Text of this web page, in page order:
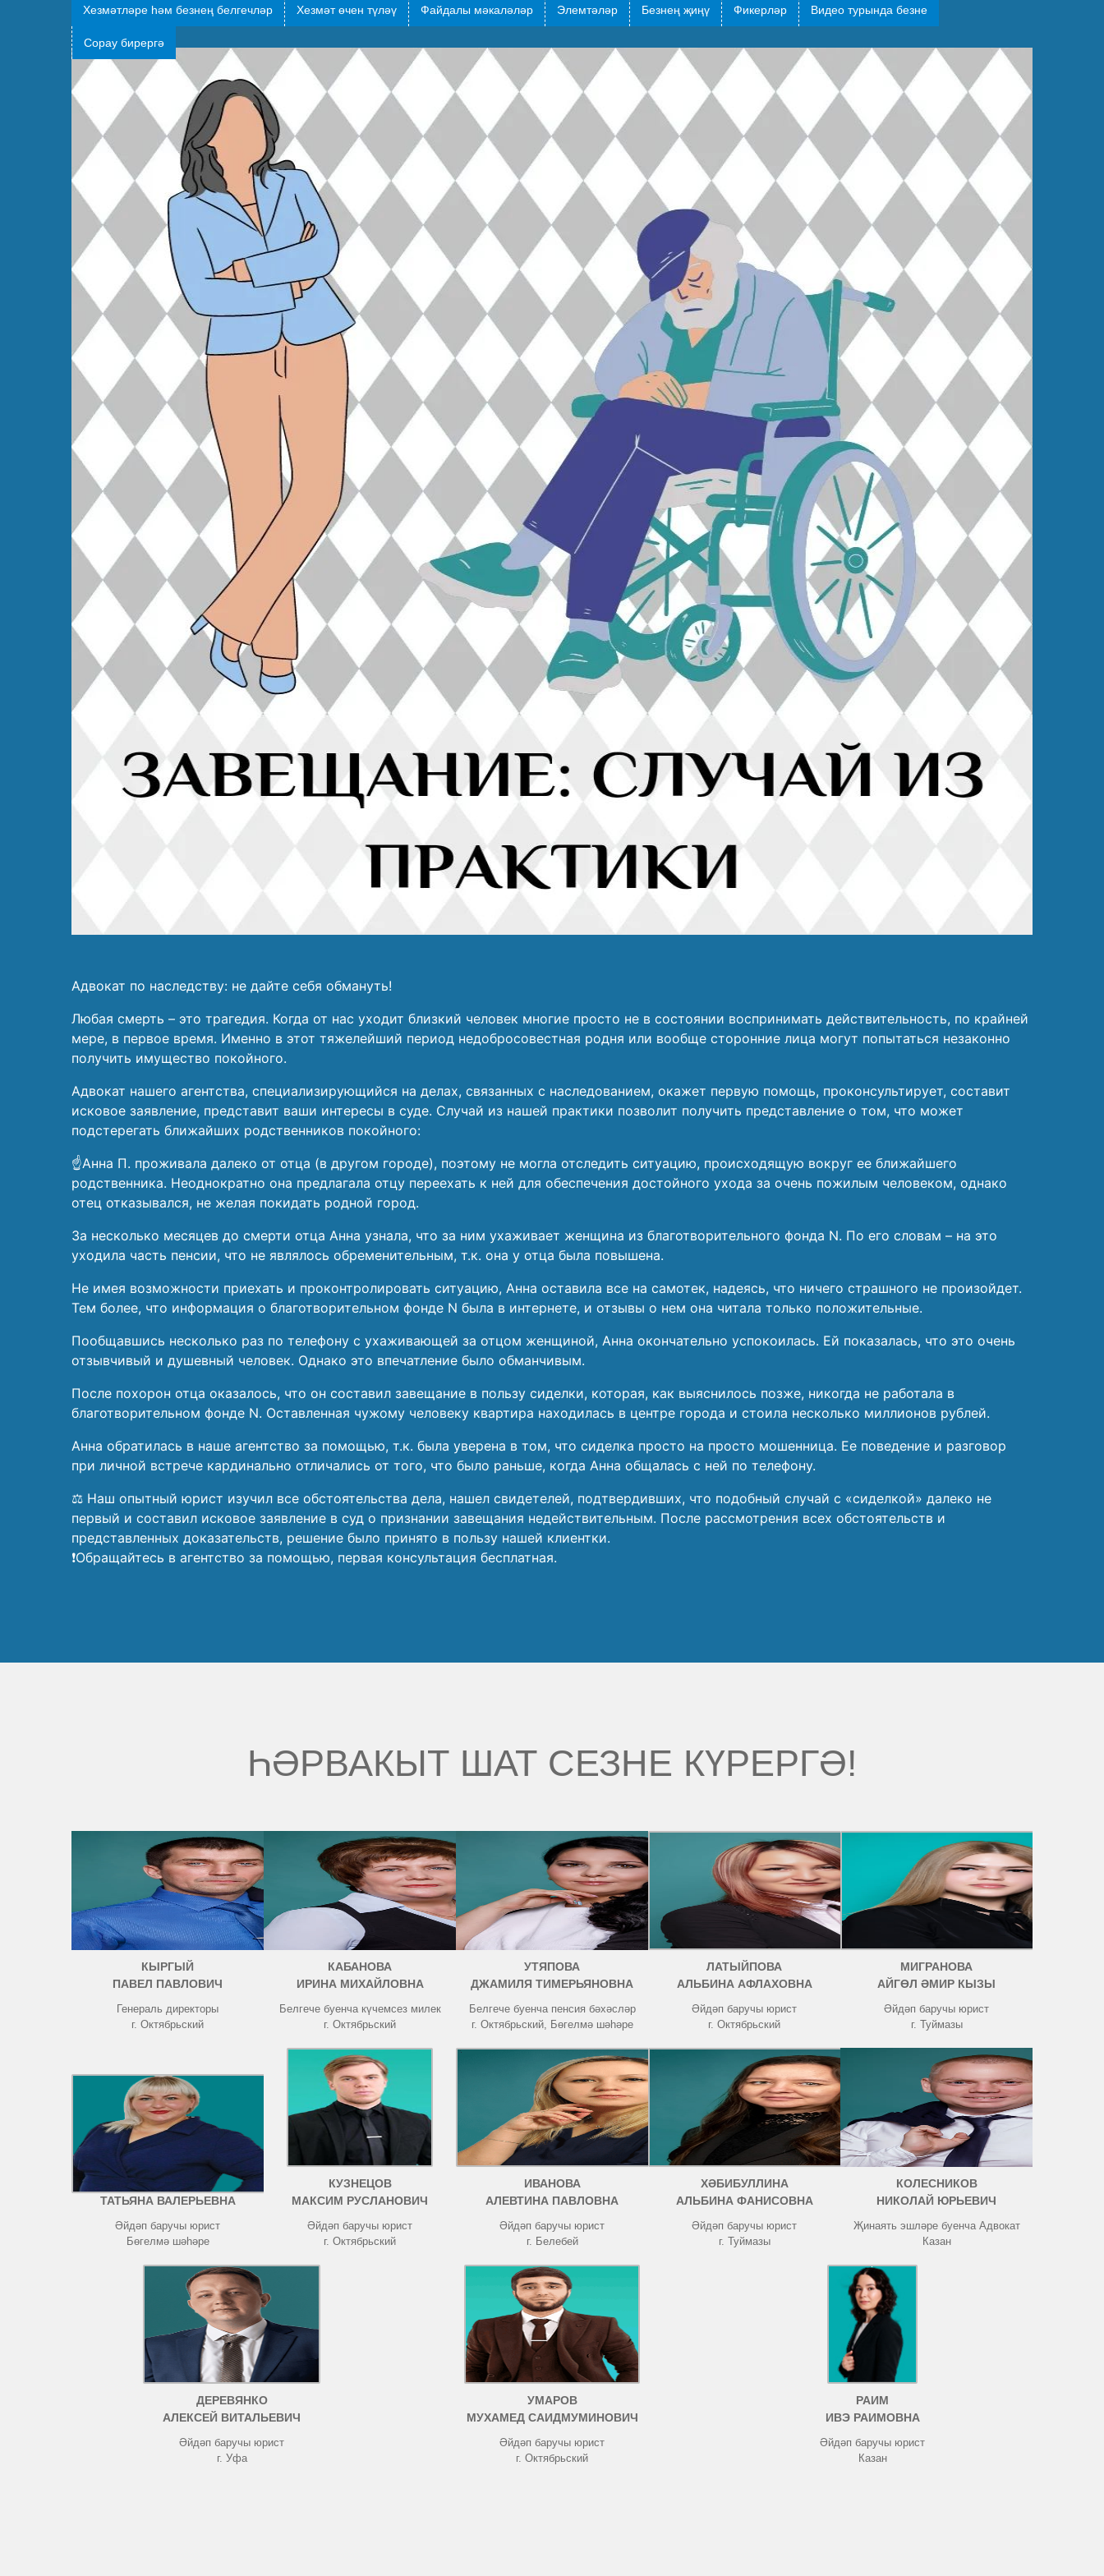
Хезмәтләре һәм безнең белгечләр Хезмәт өчен түләү Файдалы мәкаләләр Элемтәләр Безнең җиңү Фикерләр Видео турында безне
Сорау бирергә
Адвокат по наследству: не дайте себя обмануть!
Любая смерть – это трагедия. Когда от нас уходит близкий человек многие просто не в состоянии воспринимать действительность, по крайней
мере, в первое время. Именно в этот тяжелейший период недобросовестная родня или вообще сторонние лица могут попытаться незаконно
получить имущество покойного.
Адвокат нашего агентства, специализирующийся на делах, связанных с наследованием, окажет первую помощь, проконсультирует, составит
исковое заявление, представит ваши интересы в суде. Случай из нашей практики позволит получить представление о том, что может
подстерегать ближайших родственников покойного:
☝️Анна П. проживала далеко от отца (в другом городе), поэтому не могла отследить ситуацию, происходящую вокруг ее ближайшего
родственника. Неоднократно она предлагала отцу переехать к ней для обеспечения достойного ухода за очень пожилым человеком, однако
отец отказывался, не желая покидать родной город.
За несколько месяцев до смерти отца Анна узнала, что за ним ухаживает женщина из благотворительного фонда N. По его словам – на это
уходила часть пенсии, что не являлось обременительным, т.к. она у отца была повышена.
Не имея возможности приехать и проконтролировать ситуацию, Анна оставила все на самотек, надеясь, что ничего страшного не произойдет.
Тем более, что информация о благотворительном фонде N была в интернете, и отзывы о нем она читала только положительные.
Пообщавшись несколько раз по телефону с ухаживающей за отцом женщиной, Анна окончательно успокоилась. Ей показалась, что это очень
отзывчивый и душевный человек. Однако это впечатление было обманчивым.
После похорон отца оказалось, что он составил завещание в пользу сиделки, которая, как выяснилось позже, никогда не работала в
благотворительном фонде N. Оставленная чужому человеку квартира находилась в центре города и стоила несколько миллионов рублей.
Анна обратилась в наше агентство за помощью, т.к. была уверена в том, что сиделка просто на просто мошенница. Ее поведение и разговор
при личной встрече кардинально отличались от того, что было раньше, когда Анна общалась с ней по телефону.
⚖️ Наш опытный юрист изучил все обстоятельства дела, нашел свидетелей, подтвердивших, что подобный случай с «сиделкой» далеко не
первый и составил исковое заявление в суд о признании завещания недействительным. После рассмотрения всех обстоятельств и
представленных доказательств, решение было принято в пользу нашей клиентки.
❗Обращайтесь в агентство за помощью, первая консультация бесплатная.
ҺӘРВАКЫТ ШАТ СЕЗНЕ КҮРЕРГӘ!
КЫРГЫЙ
ПАВЕЛ ПАВЛОВИЧ
Генераль директоры
г. Октябрьский
КАБАНОВА
ИРИНА МИХАЙЛОВНА
Белгече буенча күчемсез милек
г. Октябрьский
УТЯПОВА
ДЖАМИЛЯ ТИМЕРЬЯНОВНА
Белгече буенча пенсия бәхәсләр
г. Октябрьский, Бөгелмә шәһәре
ЛАТЫЙПОВА
АЛЬБИНА АФЛАХОВНА
Әйдәп баручы юрист
г. Октябрьский
МИГРАНОВА
АЙГӨЛ ӘМИР КЫЗЫ
Әйдәп баручы юрист
г. Туймазы
ЧИСТОВА
ТАТЬЯНА ВАЛЕРЬЕВНА
Әйдәп баручы юрист
Бөгелмә шәһәре
КУЗНЕЦОВ
МАКСИМ РУСЛАНОВИЧ
Әйдәп баручы юрист
г. Октябрьский
ИВАНОВА
АЛЕВТИНА ПАВЛОВНА
Әйдәп баручы юрист
г. Белебей
ХӘБИБУЛЛИНА
АЛЬБИНА ФАНИСОВНА
Әйдәп баручы юрист
г. Туймазы
КОЛЕСНИКОВ
НИКОЛАЙ ЮРЬЕВИЧ
Җинаять эшләре буенча Адвокат
Казан
ДЕРЕВЯНКО
АЛЕКСЕЙ ВИТАЛЬЕВИЧ
Әйдәп баручы юрист
г. Уфа
УМАРОВ
МУХАМЕД САИДМУМИНОВИЧ
Әйдәп баручы юрист
г. Октябрьский
РАИМ
ИВЭ РАИМОВНА
Әйдәп баручы юрист
Казан